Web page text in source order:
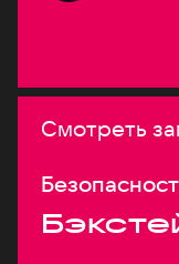
Смотреть